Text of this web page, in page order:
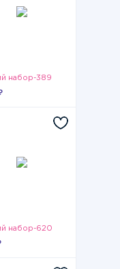
набор-389
набор-620